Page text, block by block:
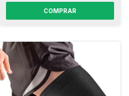
COMPRAR